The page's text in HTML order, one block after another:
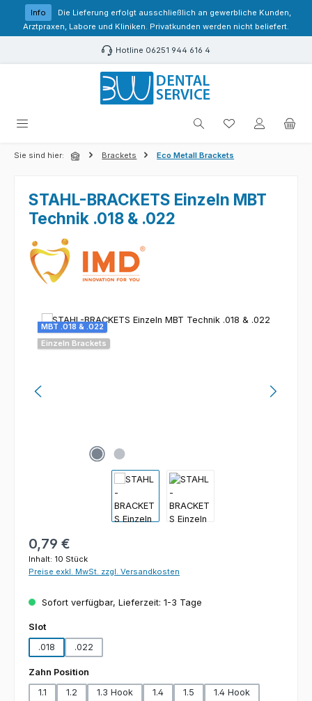
Zum Hauptinhalt springen
Info
Die Lieferung erfolgt ausschließlich an gewerbliche Kunden,
Arztpraxen, Labore und Kliniken. Privatkunden werden nicht beliefert.
Hotline 06251 944 616 4
Du hast 0
Sie sind hier: Brackets Eco Metall Brackets
STAHL-BRACKETS Einzeln MBT
Technik .018 & .022
Bildergalerie überspringen
MBT .018 & .022
Einzeln Brackets
Regulärer Preis:
0,79 €
Inhalt: 10 Stück
Preise exkl. MwSt. zzgl. Versandkosten
Sofort verfügbar, Lieferzeit: 1-3 Tage
Slotauswählen
.018
.022
Zahn Position
1.1
1.2 1.3 Hook 1.4 1.5
1.4 Hook